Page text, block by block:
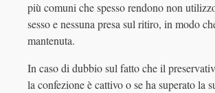
più comuni che spesso rendono non
sesso e nessuna presa sul ritiro, in modo
mantenuta.
In caso di dubbio sul fatto che il
la confezione è cattivo o se ha superato la